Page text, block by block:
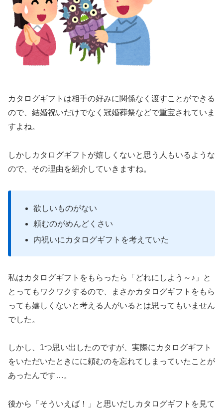
カタログギフトは相手の好みに関係なく渡すことができる
ので、結婚祝いだけでなく冠婚葬祭などで重宝されていま
すよね。
しかしカタログギフトが嬉しくないと思う人もいるような
ので、その理由を紹介していきますね。
欲しいものがない
頼むのがめんどくさい
内祝いにカタログギフトを考えていた
私はカタログギフトをもらったら「どれにしよう～♪」と
とってもワクワクするので、まさかカタログギフトをもら
っても嬉しくないと考える人がいるとは思ってもいません
でした。
しかし、1つ思い出したのですが、実際にカタログギフト
をいただいたときにに頼むのを忘れてしまっていたことが
あったんです…。
後から「そういえば！」と思いだしカタログギフトを見て